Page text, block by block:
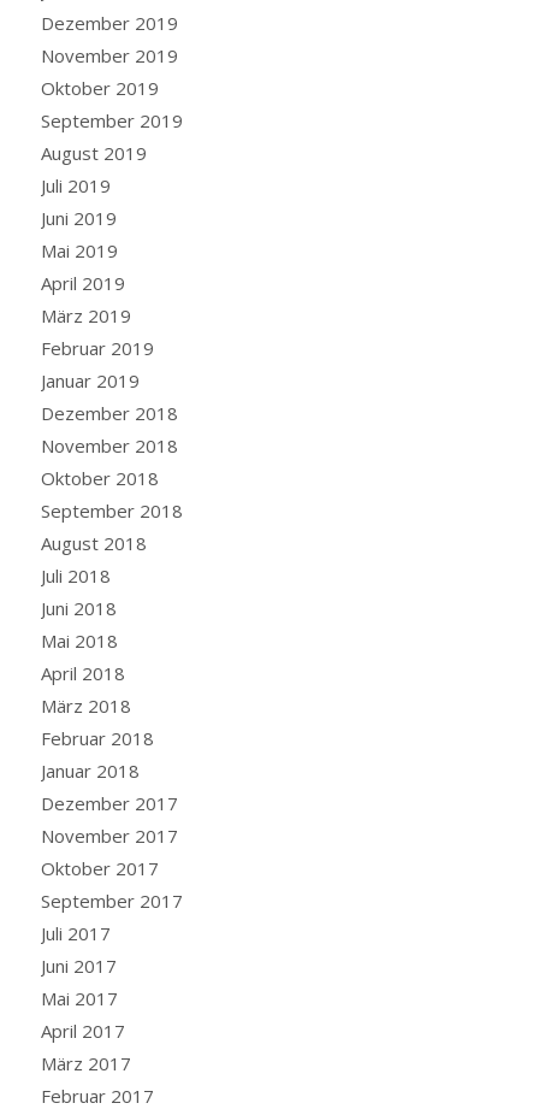
Dezember 2019
November 2019
Oktober 2019
September 2019
August 2019
Juli 2019
Juni 2019
Mai 2019
April 2019
März 2019
Februar 2019
Januar 2019
Dezember 2018
November 2018
Oktober 2018
September 2018
August 2018
Juli 2018
Juni 2018
Mai 2018
April 2018
März 2018
Februar 2018
Januar 2018
Dezember 2017
November 2017
Oktober 2017
September 2017
Juli 2017
Juni 2017
Mai 2017
April 2017
März 2017
Februar 2017